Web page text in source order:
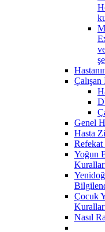
Genel
Hasta
Refekat
Yoğun
Çocuk
Nasıl